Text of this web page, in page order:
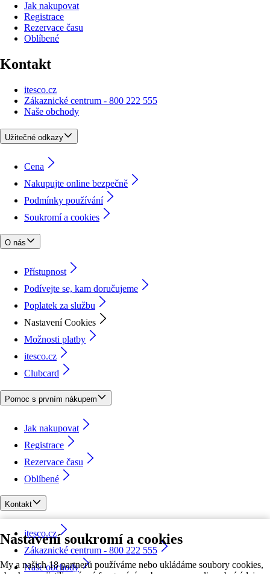
Nastavení soukromí a cookies
My a našich 18 partnerů používáme nebo ukládáme soubory cookies,
Jak nakupovat
Registrace
Rezervace času
Oblíbené
Kontakt
itesco.cz
Zákaznické centrum - 800 222 555
Naše obchody
Užitečné odkazy
Cena
Nakupujte online bezpečně
Podmínky používání
Soukromí a cookies
O nás
Přístupnost
Podívejte se, kam doručujeme
Poplatek za službu
Nastavení Cookies
Možnosti platby
itesco.cz
Clubcard
Pomoc s prvním nákupem
Jak nakupovat
Registrace
Rezervace času
Oblíbené
Kontakt
itesco.cz
Zákaznické centrum - 800 222 555
Naše obchody